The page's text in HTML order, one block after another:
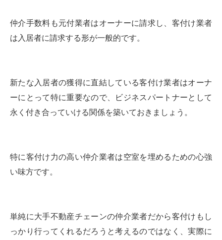
仲介手数料も元付業者はオーナーに請求し、客付け業者
は入居者に請求する形が一般的です。
新たな入居者の獲得に直結している客付け業者はオーナ
ーにとって特に重要なので、ビジネスパートナーとして
永く付き合っていける関係を築いておきましょう。
特に客付け力の高い仲介業者は空室を埋めるための心強
い味方です。
単純に大手不動産チェーンの仲介業者だから客付けもし
っかり行ってくれるだろうと考えるのではなく、実際に